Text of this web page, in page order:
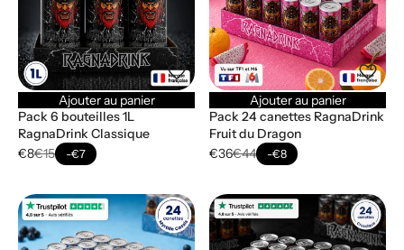
Ajouter au panier
Pack 6 bouteilles 1L
RagnaDrink Classique
€8€15 -€7
Ajouter au panier
Pack 24 canettes RagnaDrink
Fruit du Dragon
€36€44 -€8